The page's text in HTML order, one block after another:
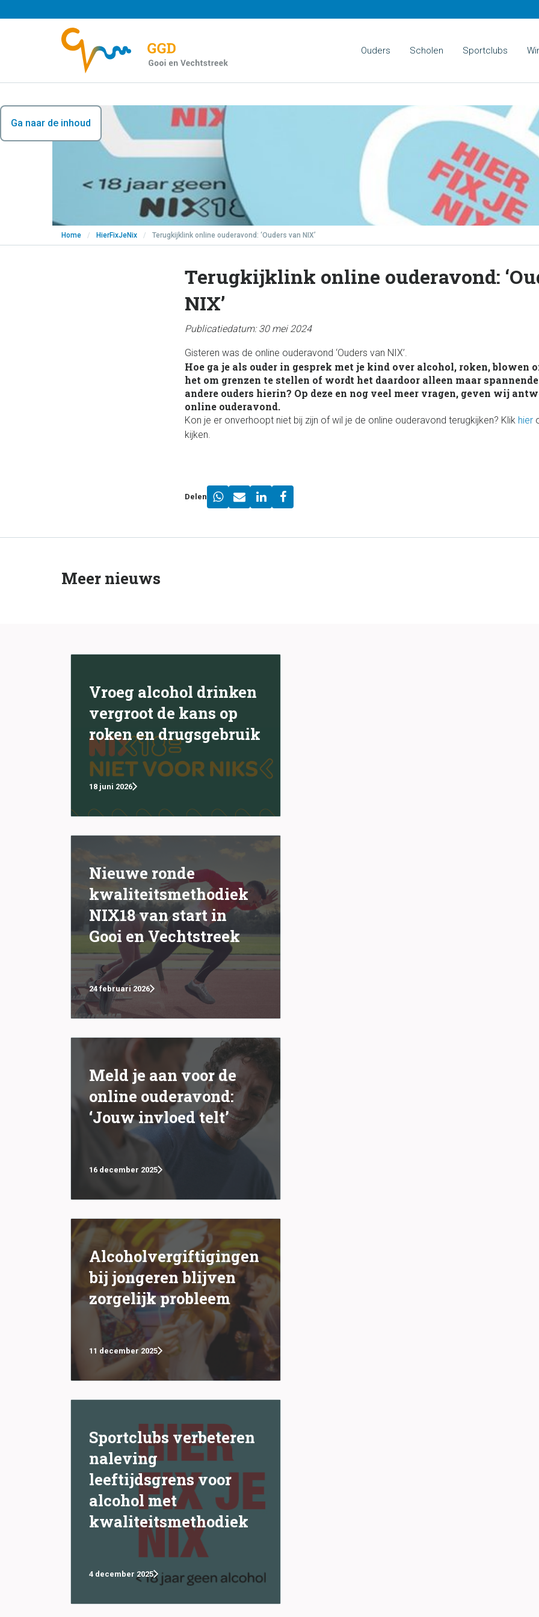
Ga naar de inhoud
Ouders Scholen Sportclubs
Home / HierFixJeNix / Terugkijklink online ouderavond: ‘Ouders van NIX’
Terugkijklink online ouderavond:
NIX’
Publicatiedatum: 30 mei 2024
Gisteren was de online ouderavond ‘Ouders van NIX’.
Hoe ga je als ouder in gesprek met je kind over alcohol, roken, blowen
het om grenzen te stellen of wordt het daardoor alleen maar
andere ouders hierin? Op deze en nog veel meer vragen, geven wij
online ouderavond.
Kon je er onverhoopt niet bij zijn of wil je de online ouderavond terugkijken? Klik hier
kijken.
Delen
Meer nieuws
Vroeg alcohol drinken
vergroot de kans op
roken en drugsgebruik
18 juni 2026
Nieuwe ronde
kwaliteitsmethodiek
NIX18 van start in
Gooi en Vechtstreek
24 februari 2026
Meld je aan voor de
online ouderavond:
‘Jouw invloed telt’
16 december 2025
Alcoholvergiftigingen
bij jongeren blijven
zorgelijk probleem
11 december 2025
Sportclubs verbeteren
naleving
leeftijdsgrens voor
alcohol met
kwaliteitsmethodiek
4 december 2025